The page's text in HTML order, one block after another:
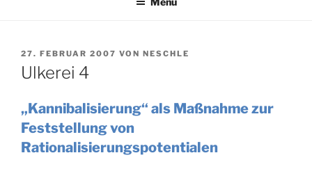
VERÖFFENTLICHT
AM
27. FEBRUAR 2007 VON NESCHLE
Ulkerei 4
„Kannibalisierung“ als Maßnahme zur
Feststellung von
Rationalisierungspotentialen